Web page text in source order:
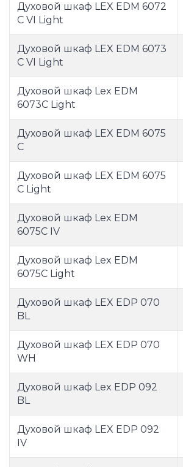
Духовой шкаф LEX EDM 6072
C VI Light
Духовой шкаф LEX EDM 6073
С VI Light
Духовой шкаф Lex EDM
6073C Light
Духовой шкаф LEX EDM 6075
C
Духовой шкаф LEX EDM 6075
C Light
Духовой шкаф Lex EDM
6075C IV
Духовой шкаф Lex EDM
6075C Light
Духовой шкаф LEX EDP 070
BL
Духовой шкаф LEX EDP 070
WH
Духовой шкаф Lex EDP 092
BL
Духовой шкаф LEX EDP 092
IV